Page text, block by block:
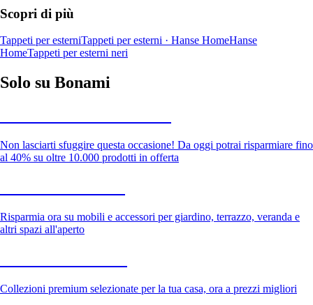
Scopri di più
Tappeti per esterniTappeti per esterni · Hanse HomeHanse
HomeTappeti per esterni neri
Solo su Bonami
Non lasciarti sfuggire questa occasione! Da oggi potrai risparmiare fino
al 40% su oltre 10.000 prodotti in offerta
Risparmia ora su mobili e accessori per giardino, terrazzo, veranda e
altri spazi all'aperto
Collezioni premium selezionate per la tua casa, ora a prezzi migliori